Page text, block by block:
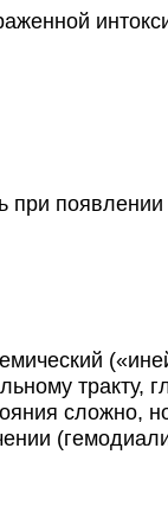
при
тракту,
сложно,